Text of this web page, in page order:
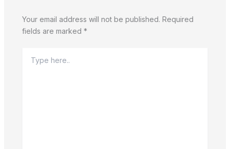
Your email address will not be published. Required
fields are marked *
here..